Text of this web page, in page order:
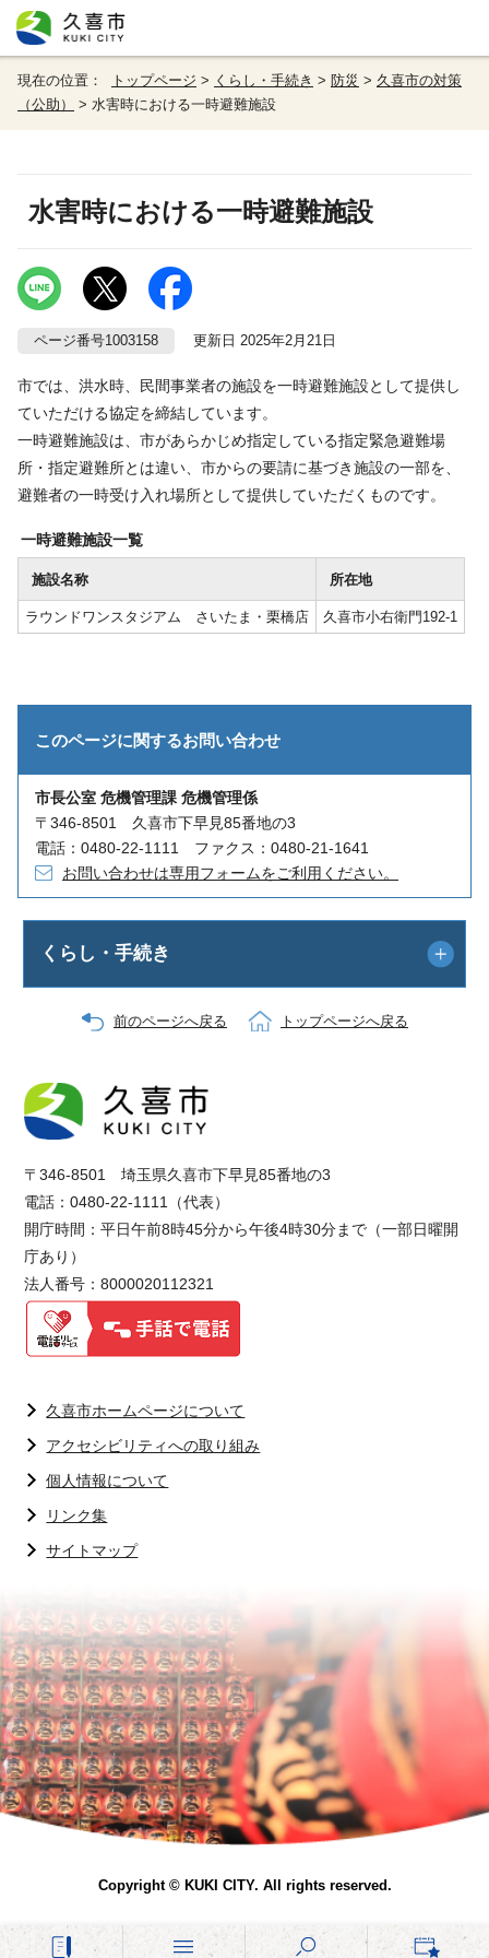
現在の位置： トップページ > くらし・手続き > 防災 > 久喜市の対策
（公助）
> 水害時における一時避難施設
水害時における一時避難施設
ページ番号1003158 更新日 2025年2月21日
市では、洪水時、民間事業者の施設を一時避難施設として提供し
ていただける協定を締結しています。
一時避難施設は、市があらかじめ指定している指定緊急避難場
所・指定避難所とは違い、市からの要請に基づき施設の一部を、
避難者の一時受け入れ場所として提供していただくものです。
一時避難施設一覧
施設名称 所在地
ラウンドワンスタジアム さいたま・栗橋店 久喜市小右衛門192-1
このページに関するお問い合わせ
市長公室 危機管理課 危機管理係
〒346-8501 久喜市下早見85番地の3
電話：0480-22-1111 ファクス：0480-21-1641
お問い合わせは専用フォームをご利用ください。
くらし・手続き
前のページへ戻る トップページへ戻る
〒346-8501 埼玉県久喜市下早見85番地の3
電話：0480-22-1111（代表）
開庁時間：平日午前8時45分から午後4時30分まで（一部日曜開
庁あり）
法人番号：8000020112321
久喜市ホームページについて
アクセシビリティへの取り組み
個人情報について
リンク集
サイトマップ
Copyright © KUKI CITY. All rights reserved.